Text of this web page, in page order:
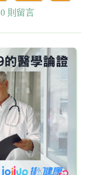
0 則留言